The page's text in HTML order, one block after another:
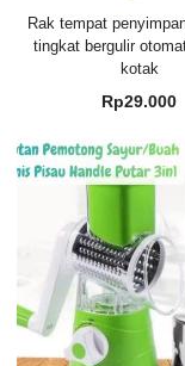
Rak tempat
tingkat bergulir
kotak
Rp29.000